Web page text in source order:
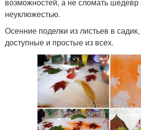
возможностей, а не сломать шедевр
неуклюжестью.
Осенние поделки из листьев в
доступные и простые из всех.